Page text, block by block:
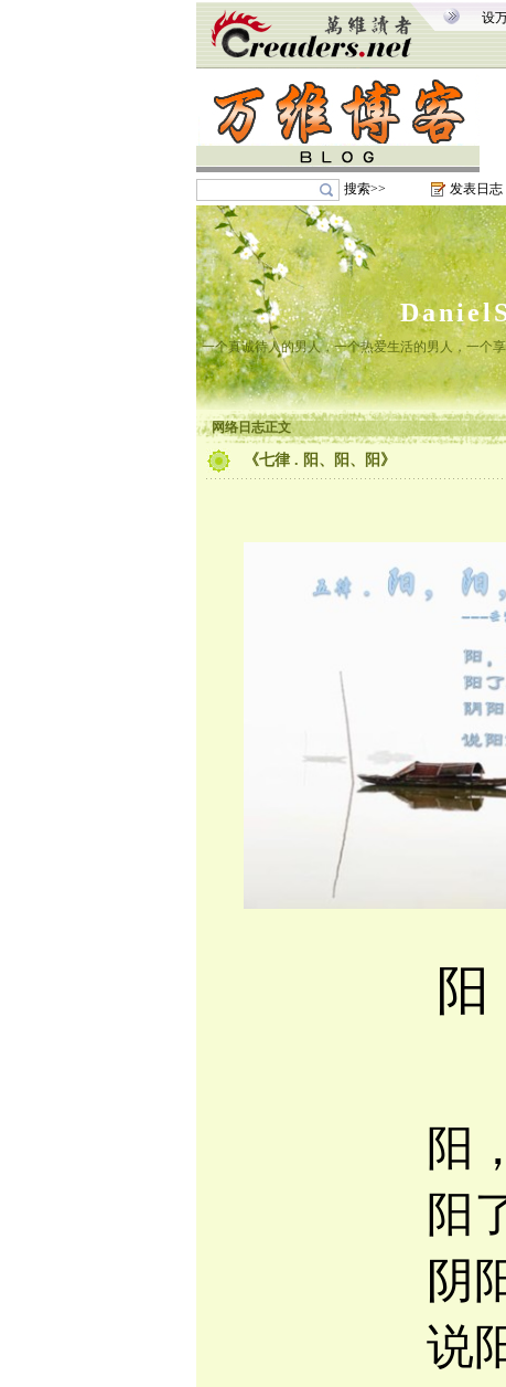
设
搜索>> 发表日志
一个真诚待人的男人，一个热爱生活的男人，一个
网络日志正文
《七律 . 阳、阳、阳》
阳
阳
阳
阴
说